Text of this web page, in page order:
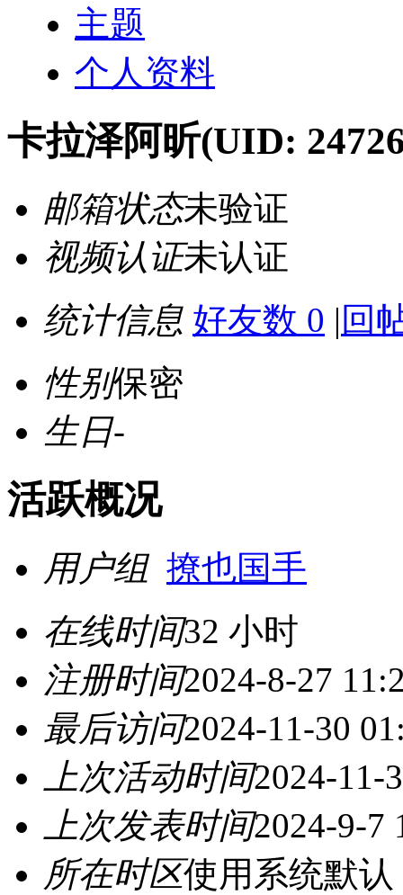
主题
个人资料
卡拉泽阿昕(UID:
邮箱状态未验证
视频认证未认证
统计信息 好友数 0 | 回
性别保密
生日-
活跃概况
用户组 撩也国手
在线时间32 小时
注册时间2024-8-27
最后访问2024-11-30
上次活动时间2024-11-
上次发表时间2024-9-7
所在时区使用系统默认